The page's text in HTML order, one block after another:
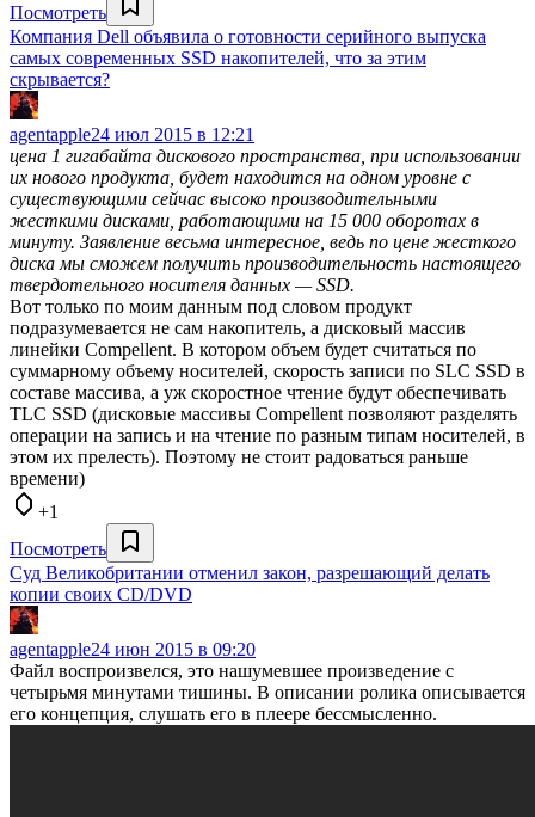
Посмотреть
Компания Dell объявила о готовности серийного выпуска
самых современных SSD накопителей, что за этим
скрывается?
agentapple24 июл 2015 в 12:21
цена 1 гигабайта дискового пространства, при использовании
их нового продукта, будет находится на одном уровне с
существующими сейчас высоко производительными
жесткими дисками, работающими на 15 000 оборотах в
минуту. Заявление весьма интересное, ведь по цене жесткого
диска мы сможем получить производительность настоящего
твердотельного носителя данных — SSD.
Вот только по моим данным под словом продукт
подразумевается не сам накопитель, а дисковый массив
линейки Compellent. В котором объем будет считаться по
суммарному объему носителей, скорость записи по SLC SSD в
составе массива, а уж скоростное чтение будут обеспечивать
TLC SSD (дисковые массивы Compellent позволяют разделять
операции на запись и на чтение по разным типам носителей, в
этом их прелесть). Поэтому не стоит радоваться раньше
времени)
+1
Посмотреть
Суд Великобритании отменил закон, разрешающий делать
копии своих CD/DVD
agentapple24 июн 2015 в 09:20
Файл воспроизвелся, это нашумевшее произведение с
четырьмя минутами тишины. В описании ролика описывается
его концепция, слушать его в плеере бессмысленно.